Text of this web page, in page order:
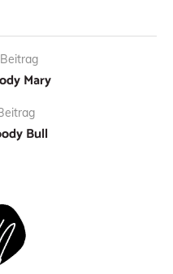
Mary
Bull